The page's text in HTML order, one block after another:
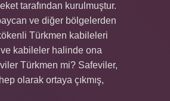
tarafından kurulmuştur.
ve diğer bölgelerden
Türkmen kabileleri
ve kabileler halinde ona
Türkmen mi? Safeviler,
olarak ortaya çıkmış,